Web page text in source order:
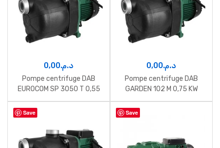
د.م.0,00
Pompe centrifuge DAB
EUROCOM SP 3050 T 0,55
kW 380V
د.م.0,00
Pompe centrifuge DAB
GARDEN 102 M 0,75 KW
Save Save